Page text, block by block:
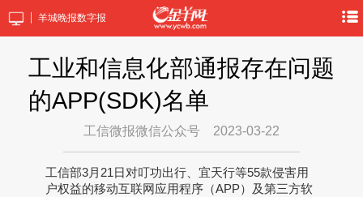
羊城晚报数字报
工业和信息化部通报存在问题
的APP(SDK)名单
工信微报微信公众号 2023-03-22
工信部3月21日对叮功出行、宜天行等55款侵害用
户权益的移动互联网应用程序（APP）及第三方软